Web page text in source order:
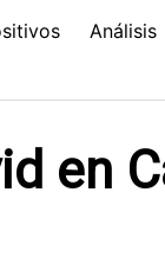
Análisis
en